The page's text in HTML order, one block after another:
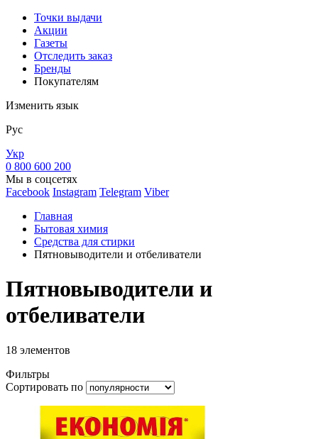
Точки выдачи
Акции
Газеты
Отследить заказ
Бренды
Покупателям
Изменить язык
Рус
Укр
0 800 600 200
Мы в соцсетях
Facebook Instagram Telegram Viber
Главная
Бытовая химия
Средства для стирки
Пятновыводители и отбеливатели
Пятновыводители и
отбеливатели
18 элементов
Фильтры
Сортировать по